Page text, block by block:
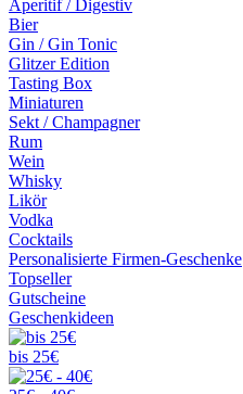
Aperitif / Digestiv
Bier
Gin / Gin Tonic
Glitzer Edition
Tasting Box
Miniaturen
Sekt / Champagner
Rum
Wein
Whisky
Likör
Vodka
Cocktails
Personalisierte Firmen-Geschenke
Topseller
Gutscheine
Geschenkideen
bis 25€